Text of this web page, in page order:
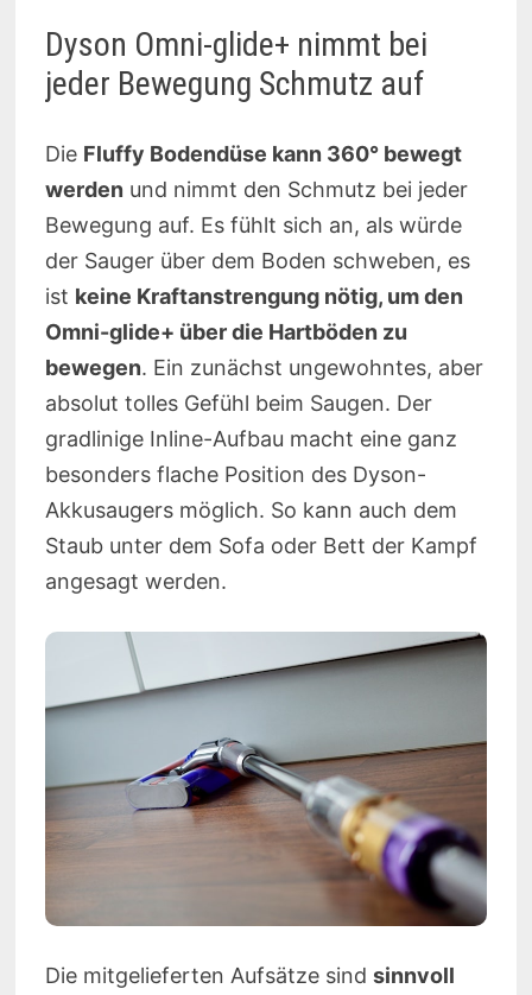
Dyson Omni-glide+ nimmt bei
jeder Bewegung Schmutz auf
Die Fluffy Bodendüse kann 360° bewegt
werden und nimmt den Schmutz bei jeder
Bewegung auf. Es fühlt sich an, als würde
der Sauger über dem Boden schweben, es
ist keine Kraftanstrengung nötig, um den
Omni-glide+ über die Hartböden zu
bewegen. Ein zunächst ungewohntes, aber
absolut tolles Gefühl beim Saugen. Der
gradlinige Inline-Aufbau macht eine ganz
besonders flache Position des Dyson-
Akkusaugers möglich. So kann auch dem
Staub unter dem Sofa oder Bett der Kampf
angesagt werden.
Die mitgelieferten Aufsätze sind sinnvoll